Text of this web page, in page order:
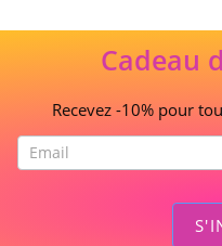
Cadeau
Recevez -10% pour